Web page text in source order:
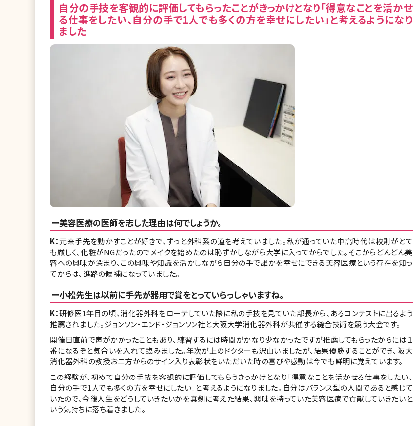
自分の手技を客観的に評価してもらったことがきっかけとなり「得意なことを活かせ
る仕事をしたい、自分の手で1人でも多くの方を幸せにしたい」と考えるようになり
ました
ー美容医療の医師を志した理由は何でしょうか。
K：元来手先を動かすことが好きで、ずっと外科系の道を考えていました。私が通っていた中高時代は校則がとて
も厳しく、化粧がNGだったのでメイクを始めたのは恥ずかしながら大学に入ってからでした。そこからどんどん美
容への興味が深まり、この興味や知識を活かしながら自分の手で誰かを幸せにできる美容医療という存在を知っ
てからは、進路の候補になっていました。
ー小松先生は以前に手先が器用で賞をとっていらっしゃいますね。
K：研修医1年目の頃、消化器外科をローテしていた際に私の手技を見ていた部長から、あるコンテストに出るよう
推薦されました。ジョンソン・エンド・ジョンソン社と大阪大学消化器外科が共催する縫合技術を競う大会です。
開催日直前で声がかかったこともあり、練習するには時間がかなり少なかったですが推薦してもらったからには１
番になるぞと気合いを入れて臨みました。年次が上のドクターも沢山いましたが、結果優勝することができ、阪大
消化器外科の教授お二方からのサイン入り表彰状をいただいた時の喜びや感動は今でも鮮明に覚えています。
この経験が、初めて自分の手技を客観的に評価してもらうきっかけとなり「得意なことを活かせる仕事をしたい、
自分の手で1人でも多くの方を幸せにしたい」と考えるようになりました。自分はバランス型の人間であると感じて
いたので、今後人生をどうしていきたいかを真剣に考えた結果、興味を持っていた美容医療で貢献していきたいと
いう気持ちに落ち着きました。